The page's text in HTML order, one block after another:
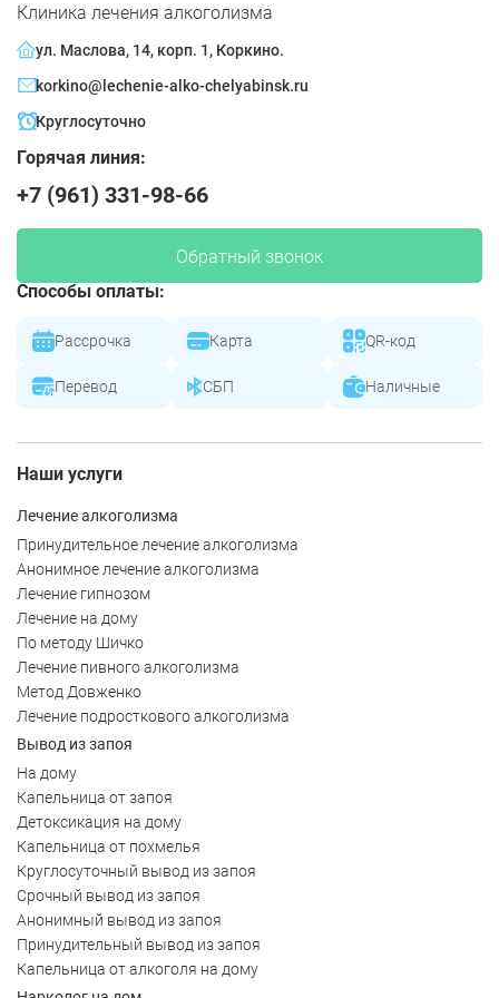
Клиника лечения алкоголизма
ул. Маслова, 14, корп. 1, Коркино.
korkino@lechenie-alko-chelyabinsk.ru
Круглосуточно
Горячая линия:
+7 (961) 331-98-66
Обратный звонок
Способы оплаты:
Рассрочка Карта QR-код
Перевод СБП Наличные
Наши услуги
Лечение алкоголизма
Принудительное лечение алкоголизма
Анонимное лечение алкоголизма
Лечение гипнозом
Лечение на дому
По методу Шичко
Лечение пивного алкоголизма
Метод Довженко
Лечение подросткового алкоголизма
Вывод из запоя
На дому
Капельница от запоя
Детоксикация на дому
Капельница от похмелья
Круглосуточный вывод из запоя
Срочный вывод из запоя
Анонимный вывод из запоя
Принудительный вывод из запоя
Капельница от алкоголя на дому